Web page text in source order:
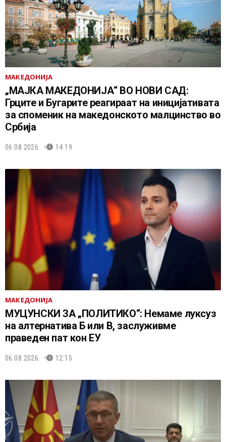
МАКЕДОНИЈА
„МАЈКА МАКЕДОНИЈА“ ВО НОВИ САД:
Грците и Бугарите реагираат на иницијативата
за споменик на македонското малцинство во
Србија
06.08.2026. 14:19
МАКЕДОНИЈА
МУЦУНСКИ ЗА „ПОЛИТИКО“: Немаме луксуз
на алтернатива Б или В, заслуживме
праведен пат кон ЕУ
06.08.2026. 12:15